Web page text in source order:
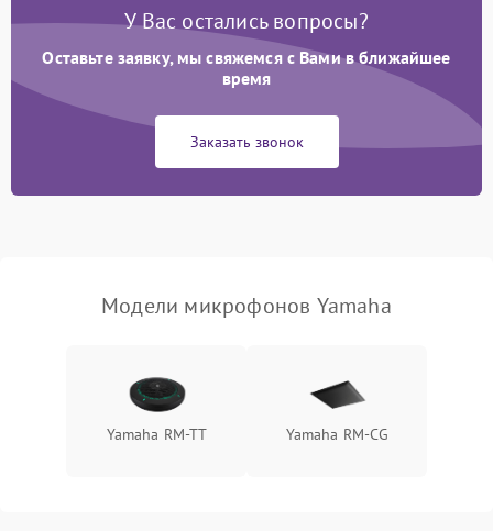
микрофонов)
Неисправность антенны
микрофонов)
1000 ₽ Подробнее →
Неисправность модуля
беспроводных
микрофонов)
У Вас остались вопросы?
Оставьте заявку, мы свяжемся с Вами в ближайшее
время
Заказать звонок
Модели микрофонов Yamaha
Yamaha RM-TT Yamaha RM-CG